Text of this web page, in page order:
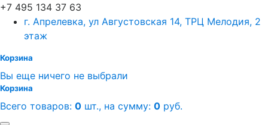
+7 495 134 37 63
г. Апрелевка, ул Августовская 14, ТРЦ Мелодия, 2
этаж
Корзина
Вы еще ничего не выбрали
Корзина
Всего товаров: 0 шт., на сумму: 0 руб.